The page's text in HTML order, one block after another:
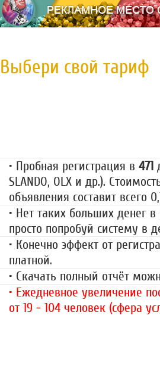
Выбери свой тариф
• Пробная регистрация в 471
SLANDO, OLX и др.).
объявления составит всего
• Нет таких больших денег
просто попробуй систему в
• Конечно эффект от
платной.
• Скачать полный отчёт
• Ежедневное увеличение
от 19 - 104 человек (сфера